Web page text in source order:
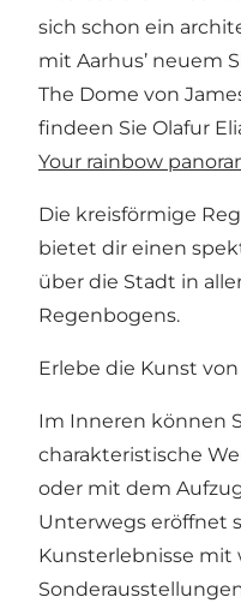
sich schon ein
mit Aarhus’ neuem
The Dome von
findeen Sie Olafur
Your rainbow
Die kreisförmige
bietet dir einen
über die Stadt in
Regenbogens.
Erlebe die Kunst
Im Inneren können
charakteristische
oder mit dem
Unterwegs eröffnet
Kunsterlebnisse mit